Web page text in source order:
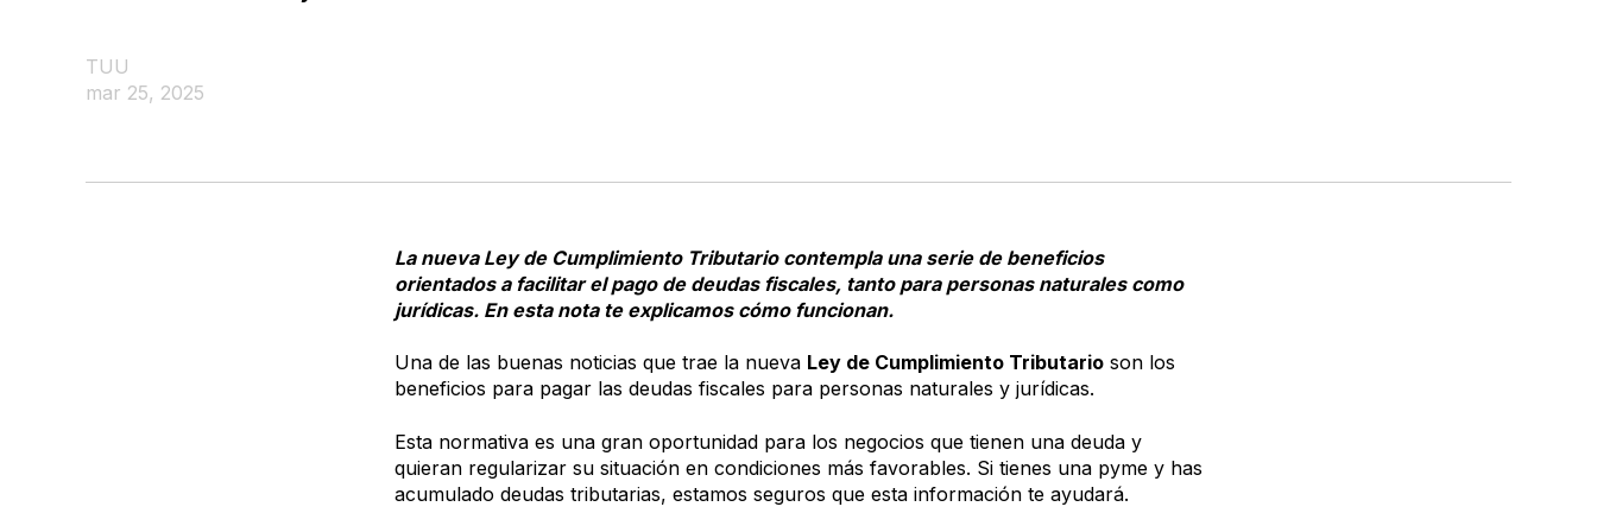
TUU
mar 25, 2025
La nueva Ley de Cumplimiento Tributario contempla una serie de beneficios
orientados a facilitar el pago de deudas fiscales, tanto para personas naturales como
jurídicas. En esta nota te explicamos cómo funcionan.
Una de las buenas noticias que trae la nueva Ley de Cumplimiento Tributario son los
beneficios para pagar las deudas fiscales para personas naturales y jurídicas.
Esta normativa es una gran oportunidad para los negocios que tienen una deuda y
quieran regularizar su situación en condiciones más favorables. Si tienes una pyme y has
acumulado deudas tributarias, estamos seguros que esta información te ayudará.